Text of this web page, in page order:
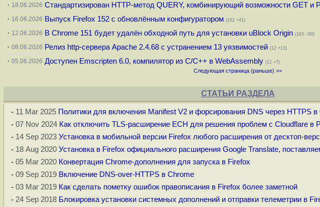
· 18.06.2026 Стандартизирован HTTP-метод QUERY, комбинирующий возможности GET и
· 16.06.2026 Выпуск Firefox 152 с обновлённым конфигуратором (162 +41)
· 12.06.2026 В Chrome 151 будет удалён обходной путь для установки uBlock Origin (163 –50)
· 08.06.2026 Релиз http-сервера Apache 2.4.68 с устранением 13 уязвимостей (12 +13)
· 05.06.2026 Доступен Emscripten 6.0, компилятор из C/C++ в WebAssembly (12 +7)
Следующая страница (раньше) >>
СТАТЬИ РАЗДЕЛА
-11 Mar 2025 Политики для включения Manifest V2 и форсирования DNS через HTTPS
-07 Nov 2024 Как отключить TLS-расширение ECH для решения проблем с Cloudflare в
-14 Sep 2023 Установка в мобильной версии Firefox любого расширения от десктоп-
-18 Aug 2020 Установка в Firefox официального расширения Google Translate,
-05 Mar 2020 Конвертация Chrome-дополнения для запуска в Firefox
-09 Sep 2019 Включение DNS-over-HTTPS в Chrome
-03 Mar 2019 Как сделать пометку ошибок правописания в Firefox более заметной
-24 Sep 2018 Блокировка установки системных дополнений и отправки телеметрии в